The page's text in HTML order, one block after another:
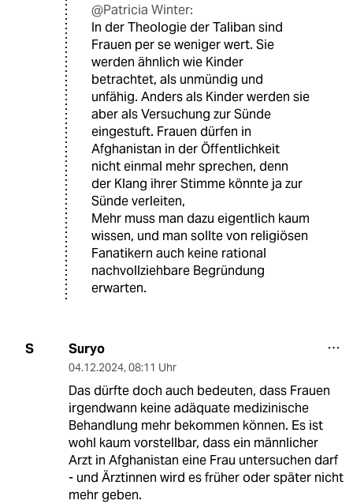
@Patricia Winter:
In der Theologie der Taliban sind
Frauen per se weniger wert. Sie
werden ähnlich wie Kinder
betrachtet, als unmündig und
unfähig. Anders als Kinder werden sie
aber als Versuchung zur Sünde
eingestuft. Frauen dürfen in
Afghanistan in der Öffentlichkeit
nicht einmal mehr sprechen, denn
der Klang ihrer Stimme könnte ja zur
Sünde verleiten,
Mehr muss man dazu eigentlich kaum
wissen, und man sollte von religiösen
Fanatikern auch keine rational
nachvollziehbare Begründung
erwarten.
S Suryo
04.12.2024, 08:11 Uhr
Das dürfte doch auch bedeuten, dass Frauen
irgendwann keine adäquate medizinische
Behandlung mehr bekommen können. Es ist
wohl kaum vorstellbar, dass ein männlicher
Arzt in Afghanistan eine Frau untersuchen darf
- und Ärztinnen wird es früher oder später nicht
mehr geben.